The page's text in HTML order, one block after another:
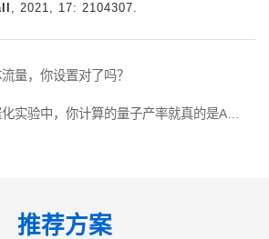
, 2021, 17: 2104307.
量，你设置对了吗？
实验中，你计算的量子产率就真的是AQY吗？
推荐方案